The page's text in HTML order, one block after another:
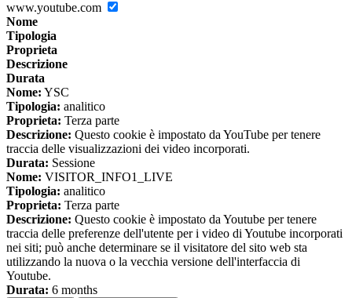
www.youtube.com
Nome
Tipologia
Proprieta
Descrizione
Durata
Nome: YSC
Tipologia: analitico
Proprieta: Terza parte
Descrizione: Questo cookie è impostato da YouTube per tenere
traccia delle visualizzazioni dei video incorporati.
Durata: Sessione
Nome: VISITOR_INFO1_LIVE
Tipologia: analitico
Proprieta: Terza parte
Descrizione: Questo cookie è impostato da Youtube per tenere
traccia delle preferenze dell'utente per i video di Youtube incorporati
nei siti; può anche determinare se il visitatore del sito web sta
utilizzando la nuova o la vecchia versione dell'interfaccia di
Youtube.
Durata: 6 months